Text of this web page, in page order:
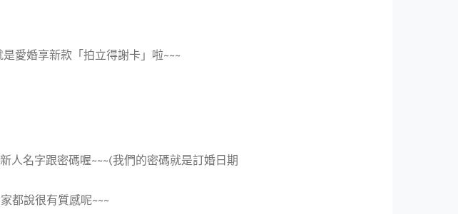
愛婚享新款「拍立得謝卡」啦~~~
人名字跟密碼喔~~~(我們的密碼就是訂婚日期
都說很有質感呢~~~